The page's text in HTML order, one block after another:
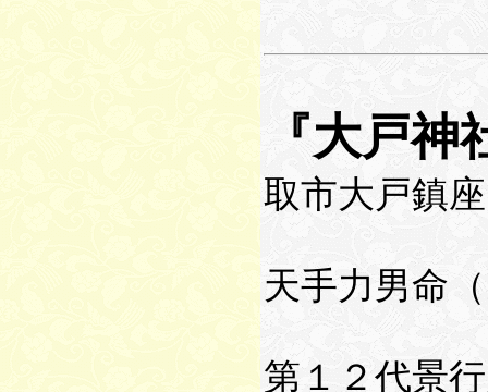
『大戸神
取市大戸鎮
天手力男命
第１２代景